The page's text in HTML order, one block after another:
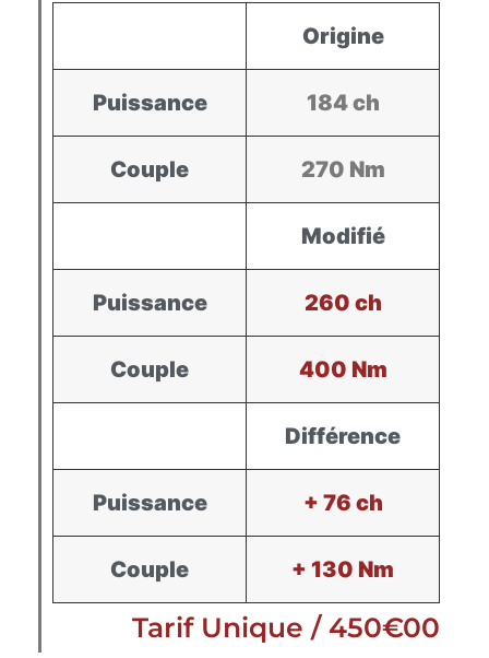
Origine
Puissance 184 ch
Couple 270 Nm
Modifié
Puissance 260 ch
Couple 400 Nm
Différence
Puissance + 76 ch
Couple + 130 Nm
Tarif Unique / 450€00